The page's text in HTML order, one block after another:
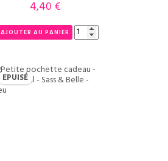
Prix
4,40 €
AJOUTER AU PANIER
EPUISÉ